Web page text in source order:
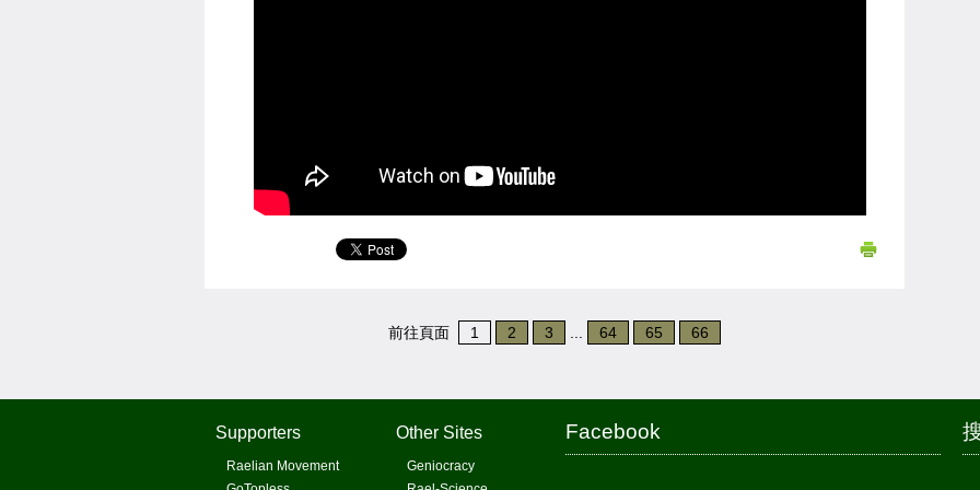
前往頁面 1 2 3 64 65 66
Supporters
Raelian Movement
Other Sites
Geniocracy
Facebook